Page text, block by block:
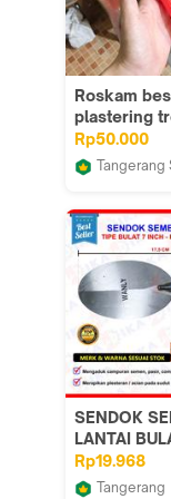
Roskam
plastering
raskam besi
Rp50.000
Tangerang
SENDOK
LANTAI
INCH RRT
KAYU
Rp19.968
Tangerang